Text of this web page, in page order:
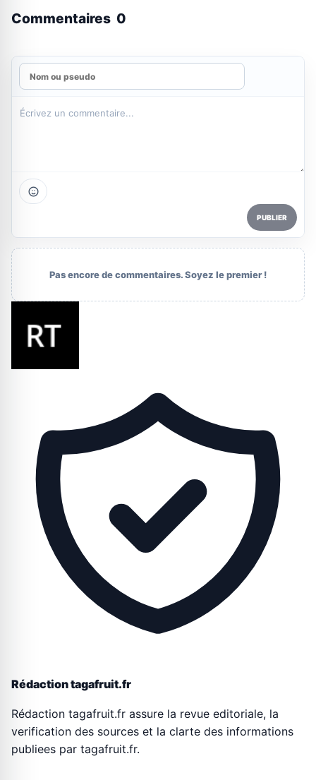
Commentaires 0
PUBLIER
Pas encore de commentaires. Soyez le premier !
Rédaction tagafruit.fr
Rédaction tagafruit.fr assure la revue editoriale, la
verification des sources et la clarte des informations
publiees par tagafruit.fr.